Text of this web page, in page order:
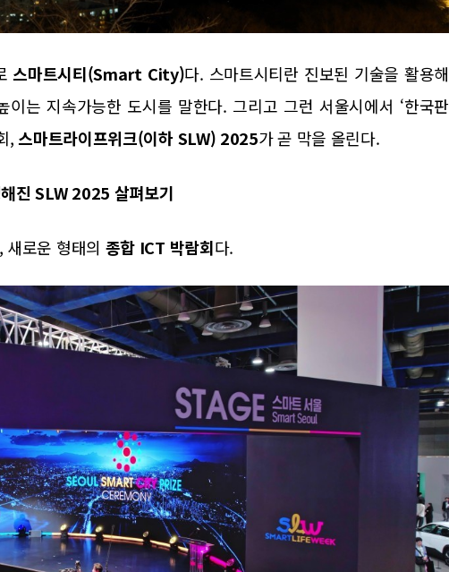
스마트시티(Smart City)다. 스마트시티란 진보된 기술을 활용해
는 지속가능한 도시를 말한다. 그리고 그런 서울시에서 ‘한국판
,스마트라이프위크(이하 SLW) 2025가 곧 막을 올린다.
진 SLW 2025 살펴보기
로운 형태의 종합 ICT 박람회다.